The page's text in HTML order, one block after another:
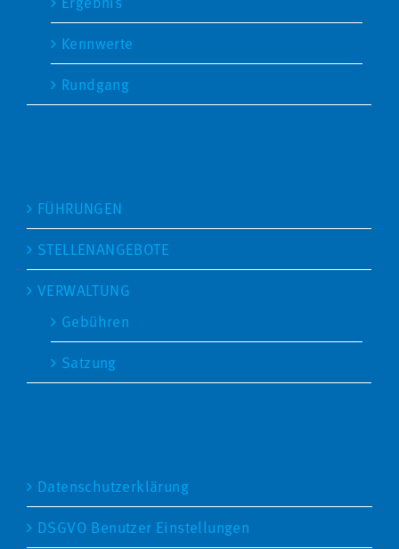
Kennwerte
Rundgang
FÜHRUNGEN
STELLENANGEBOTE
VERWALTUNG
Gebühren
Satzung
Datenschutzerklärung
DSGVO Benutzer Einstellungen